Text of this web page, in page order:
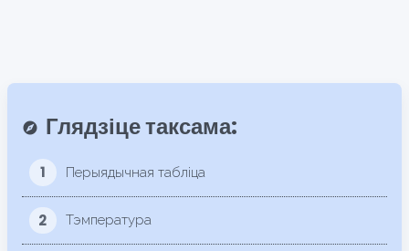
explore Глядзіце таксама:
1 Перыядычная табліца
2 Тэмпература